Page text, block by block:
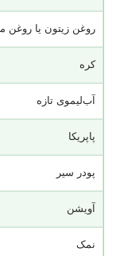
روغن زیتون یا روغن
کره
آب‌لیموی تازه
پاپریکا
پودر سیر
آویشن
نمک